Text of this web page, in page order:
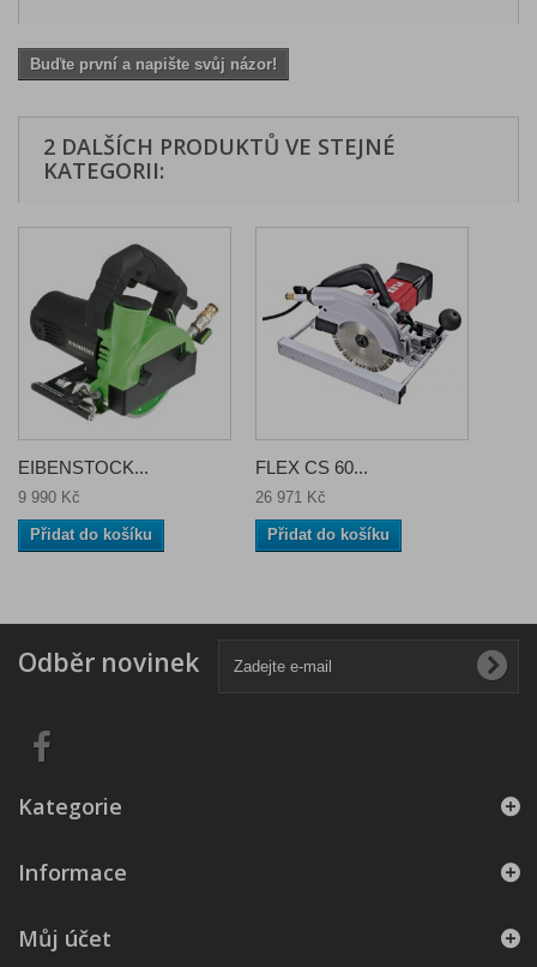
Buďte první a napište svůj názor!
2 DALŠÍCH PRODUKTŮ VE STEJNÉ
KATEGORII:
EIBENSTOCK...
9 990 Kč
Přidat do košíku
FLEX CS 60...
26 971 Kč
Přidat do košíku
Odběr novinek
Kategorie
Informace
Můj účet